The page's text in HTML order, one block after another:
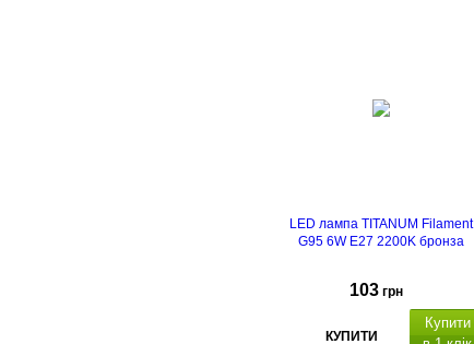
LED лампа TITANUM Filament
G95 6W E27 2200K бронза
103 грн
КУПИТИ
Купити